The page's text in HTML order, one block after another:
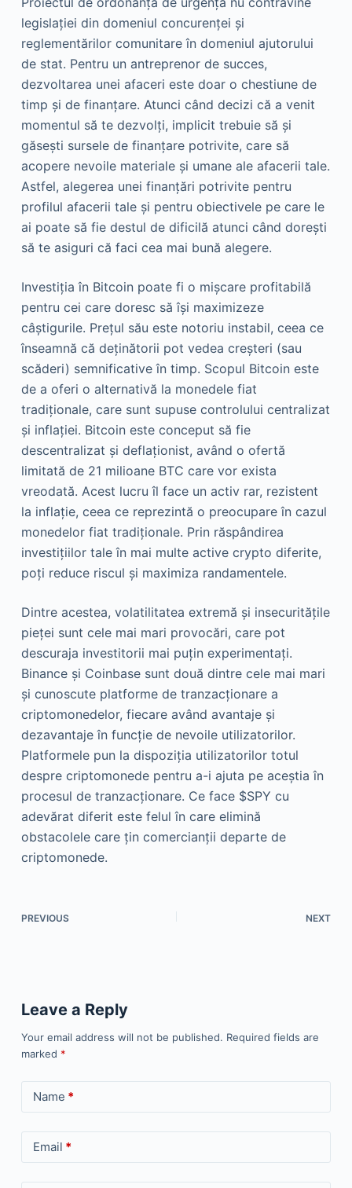
legislației din domeniul concurenței și
reglementărilor comunitare în domeniul ajutorului
de stat. Pentru un antreprenor de succes,
dezvoltarea unei afaceri este doar o chestiune de
timp și de finanțare. Atunci când decizi că a venit
momentul să te dezvolți, implicit trebuie să și
găsești sursele de finanțare potrivite, care să
acopere nevoile materiale și umane ale afacerii tale.
Astfel, alegerea unei finanțări potrivite pentru
profilul afacerii tale și pentru obiectivele pe care le
ai poate să fie destul de dificilă atunci când dorești
să te asiguri că faci cea mai bună alegere.
Investiția în Bitcoin poate fi o mișcare profitabilă
pentru cei care doresc să își maximizeze
câștigurile. Prețul său este notoriu instabil, ceea ce
înseamnă că deținătorii pot vedea creșteri (sau
scăderi) semnificative în timp. Scopul Bitcoin este
de a oferi o alternativă la monedele fiat
tradiționale, care sunt supuse controlului centralizat
și inflației. Bitcoin este conceput să fie
descentralizat și deflaționist, având o ofertă
limitată de 21 milioane BTC care vor exista
vreodată. Acest lucru îl face un activ rar, rezistent
la inflație, ceea ce reprezintă o preocupare în cazul
monedelor fiat tradiționale. Prin răspândirea
investițiilor tale în mai multe active crypto diferite,
poți reduce riscul și maximiza randamentele.
Dintre acestea, volatilitatea extremă și insecuritățile
pieței sunt cele mai mari provocări, care pot
descuraja investitorii mai puțin experimentați.
Binance și Coinbase sunt două dintre cele mai mari
și cunoscute platforme de tranzacționare a
criptomonedelor, fiecare având avantaje și
dezavantaje în funcție de nevoile utilizatorilor.
Platformele pun la dispoziția utilizatorilor totul
despre criptomonede pentru a-i ajuta pe aceștia în
procesul de tranzacționare. Ce face $SPY cu
adevărat diferit este felul în care elimină
obstacolele care țin comercianții departe de
criptomonede.
PREVIOUS NEXT
Leave a Reply
Your email address will not be published. Required fields are
marked *
Name *
Email *